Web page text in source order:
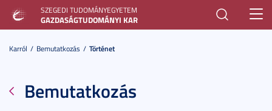
SZEGEDI TUDOMÁNYEGYETEM
GAZDASÁGTUDOMÁNYI KAR
Karról Bemutatkozás Történet
Bemutatkozás